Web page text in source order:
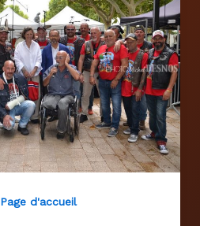
Page d'accueil